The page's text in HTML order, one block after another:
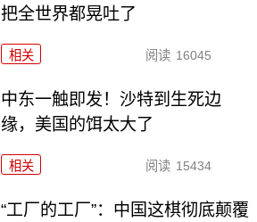
把全世界都晃吐了
相关 阅读 16045
中东一触即发！沙特到生死边
缘，美国的饵太大了
相关 阅读 15434
“工厂的工厂”：中国这棋彻底颠覆